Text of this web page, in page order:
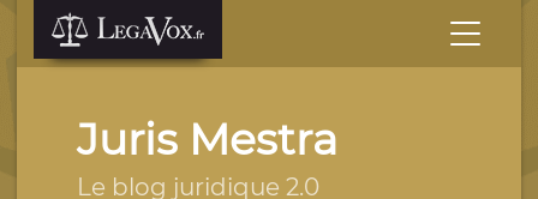
Juris Mestra
Le blog juridique 2.0